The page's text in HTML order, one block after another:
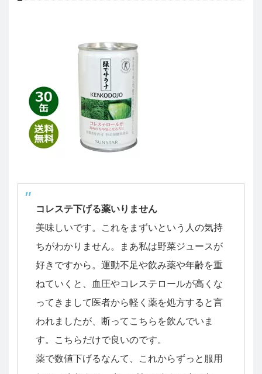
コレステ下げる薬いりません
美味しいです。これをまずいという人の気持
ちがわかりません。まあ私は野菜ジュースが
好きですから。運動不足や飲み薬や年齢を重
ねていくと、血圧やコレステロールが高くな
ってきまして医者から軽く薬を処方すると言
われましたが、断ってこちらを飲んでいま
す。こちらだけで良いのです。
薬で数値下げるなんて、これからずっと服用